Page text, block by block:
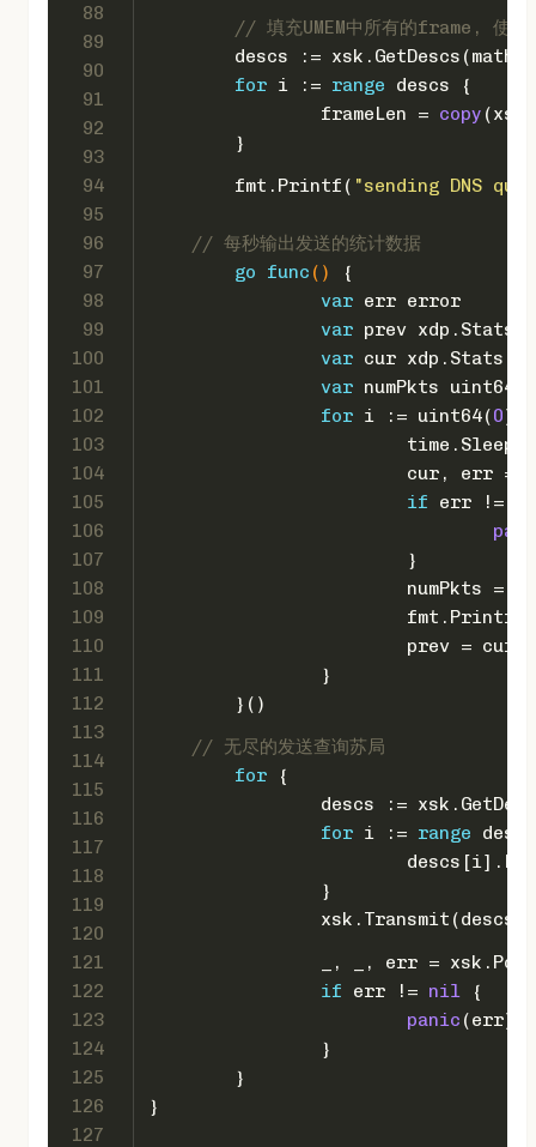
88
89
90
91
92
93
94
95
96
97
98
99
100
101
102
103
104
105
106
107
108
109
110
111
112
113
114
115
116
117
118
119
120
121
122
123
124
125
126
127
// 填充UMEM中所有的frame, 使用
descs :=
for i := range descs {
		frameLen =
copy
	}
	fmt.Printf(
"sending DNS
// 每秒输出发送的统计数据
go
func ()
{
var err error
var prev xdp.Stats
var cur xdp.Stats
var numPkts uint64
for i := uint64(0);
cur, err =
if err !=
			}
numPkts =
			fmt.Printf(
			prev = cur
		}
	}()
// 无尽的发送查询苏局
for {
descs :=
for i := range
		}
		xsk.Transmit(descs)
_, _, err =
if err != nil {
panic (err)
		}
	}
}